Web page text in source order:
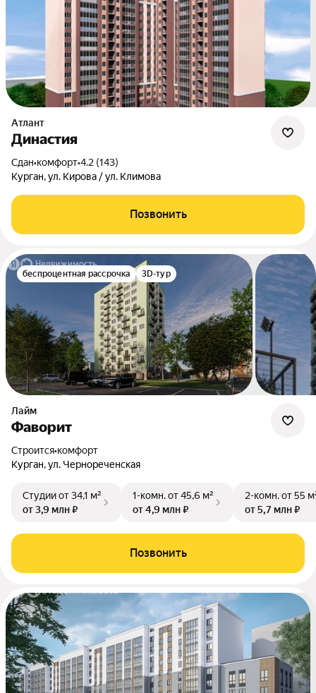
Атлант
Династия
Сдан•комфорт•4.2 (143)
Курган, ул. Кирова / ул. Климова
Позвонить
беспроцентная рассрочка 3D-тур
Лайм
Фаворит
Строится•комфорт
Курган, ул. Чернореченская
Студииот 34,1 м²
от 3,9 млн ₽
1-комн.от 45,6 м²
от 4,9 млн ₽
2-комн.от 55
от 5,7 млн ₽
Позвонить